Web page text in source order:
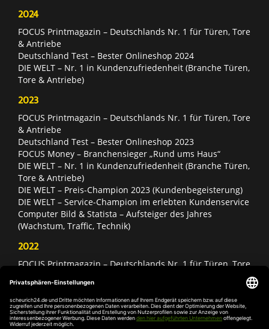
2024
FOCUS Printmagazin – Deutschlands Nr. 1 für Türen, Tore
& Antriebe
Deutschland Test – Bester Onlineshop 2024
DIE WELT – Nr. 1 in Kundenzufriedenheit (Branche Türen,
Tore & Antriebe)
2023
FOCUS Printmagazin – Deutschlands Nr. 1 für Türen, Tore
& Antriebe
Deutschland Test – Bester Onlineshop 2023
FOCUS Money – Branchensieger „Rund ums Haus“
DIE WELT – Nr. 1 in Kundenzufriedenheit (Branche Türen,
Tore & Antriebe)
DIE WELT – Preis-Champion 2023 (Kundenbegeisterung)
DIE WELT – Service-Champion im erlebten Kundenservice
Computer Bild & Statista – Aufsteiger des Jahres
(Wachstum, Traffic, Technik)
2022
FOCUS Printmagazin – Deutschlands Nr. 1 für Türen, Tore
Deutschland Test – Bester Onlineshop 2022
FOCUS Money – Branchensieger „Rund ums Haus“
DIE WELT – Service-Champion im erlebten Kundenservice
DIE WELT – Branchengewinner Gold-Rang (Türen, Tore &